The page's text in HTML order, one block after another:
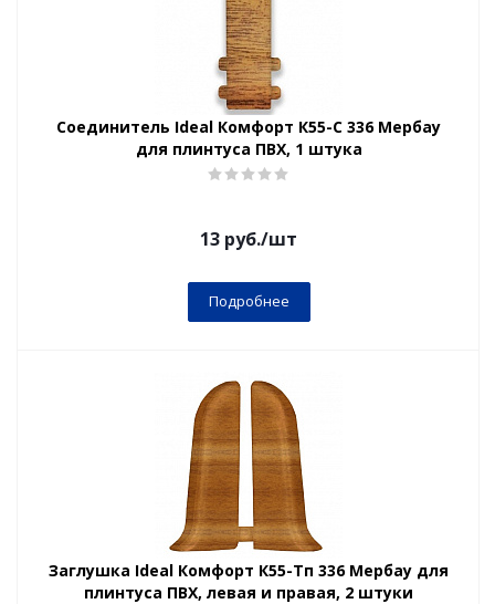
Соединитель Ideal Комфорт К55-С 336 Мербау
для плинтуса ПВХ, 1 штука
13 руб./шт
Подробнее
Заглушка Ideal Комфорт К55-Тп 336 Мербау для
плинтуса ПВХ, левая и правая, 2 штуки